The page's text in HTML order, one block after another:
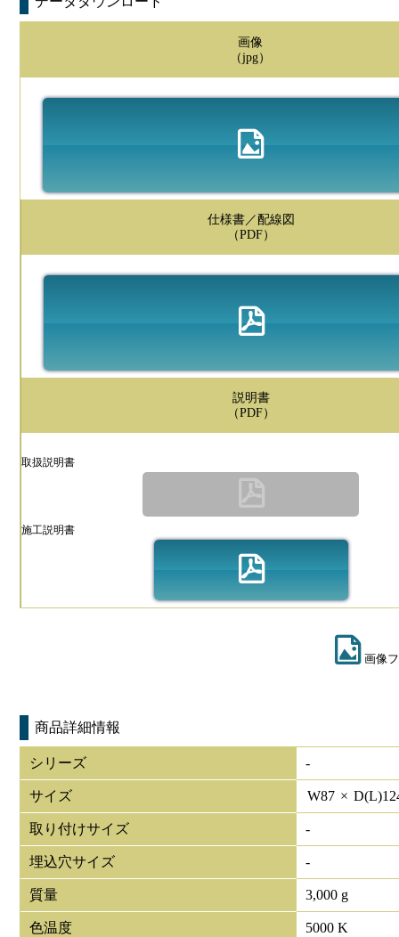
画像
（jpg）
仕様書／配線図
（PDF）
説明書
（PDF）
取扱説明書
施工説明書
画像
商品詳細情報
シリーズ -
サイズ W87 × D(L)
取り付けサイズ -
埋込穴サイズ -
質量 3,000 g
色温度 5000 K